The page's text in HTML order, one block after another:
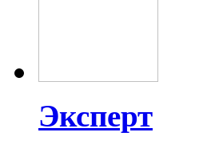
Эксперт